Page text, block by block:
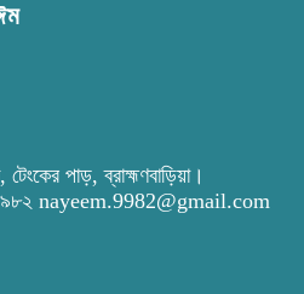
পাড়, ব্রাহ্মণবাড়িয়া।
nayeem.9982@gmail.com